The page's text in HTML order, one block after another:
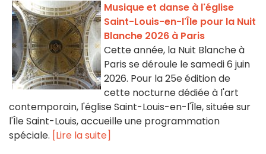
Musique et danse à l'église
Saint-Louis-en-l'Île pour la Nuit
Blanche 2026 à Paris
Cette année, la Nuit Blanche à
Paris se déroule le samedi 6 juin
2026. Pour la 25e édition de
cette nocturne dédiée à l'art
contemporain, l'église Saint-Louis-en-l'Île, située sur
l'Île Saint-Louis, accueille une programmation
spéciale. [Lire la suite]